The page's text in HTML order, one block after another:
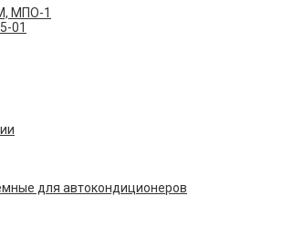
МПО-1
01
для автокондиционеров